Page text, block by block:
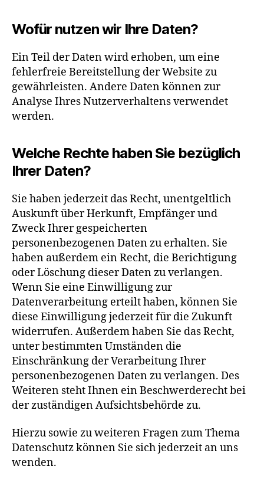
Wofür nutzen wir Ihre Daten?
Ein Teil der Daten wird erhoben, um eine
fehlerfreie Bereitstellung der Website zu
gewährleisten. Andere Daten können zur
Analyse Ihres Nutzerverhaltens verwendet
werden.
Welche Rechte haben Sie bezüglich
Ihrer Daten?
Sie haben jederzeit das Recht, unentgeltlich
Auskunft über Herkunft, Empfänger und
Zweck Ihrer gespeicherten
personenbezogenen Daten zu erhalten. Sie
haben außerdem ein Recht, die Berichtigung
oder Löschung dieser Daten zu verlangen.
Wenn Sie eine Einwilligung zur
Datenverarbeitung erteilt haben, können Sie
diese Einwilligung jederzeit für die Zukunft
widerrufen. Außerdem haben Sie das Recht,
unter bestimmten Umständen die
Einschränkung der Verarbeitung Ihrer
personenbezogenen Daten zu verlangen. Des
Weiteren steht Ihnen ein Beschwerderecht bei
der zuständigen Aufsichtsbehörde zu.
Hierzu sowie zu weiteren Fragen zum Thema
Datenschutz können Sie sich jederzeit an uns
wenden.